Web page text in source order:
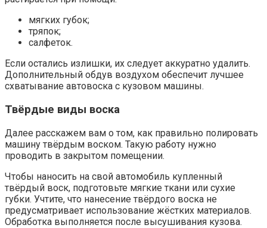
мягких губок;
тряпок;
салфеток.
Если остались излишки, их следует аккуратно удалить.
Дополнительный обдув воздухом обеспечит лучшее
схватывание автовоска с кузовом машины.
Твёрдые виды воска
Далее расскажем вам о том, как правильно полировать
машину твёрдым воском. Такую работу нужно
проводить в закрытом помещении.
Чтобы наносить на свой автомобиль купленный
твёрдый воск, подготовьте мягкие ткани или сухие
губки. Учтите, что нанесение твёрдого воска не
предусматривает использование жёстких материалов.
Обработка выполняется после высушивания кузова.